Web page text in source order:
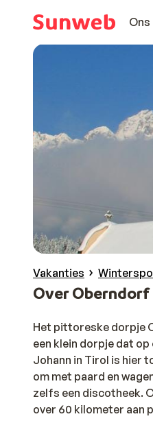
Ons
Vakanties
Over Oberndorf
Het pittoreske dorpje
een klein dorpje dat
Johann in Tirol is hier
om met paard en
zelfs een discotheek.
over 60 kilometer aan